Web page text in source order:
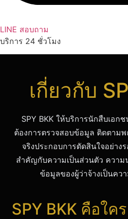
LINE สอบถาม
บริการ 24 ชั่วโมง
เกี่ยวกับ
SPY BKK ให้บริการนักสืบเอ
ต้องการตรวจสอบข้อมูล ติดตาม
จริงประกอบการตัดสินใจอย่าง
สำคัญกับความเป็นส่วนตัว ความ
ข้อมูลของผู้ว่าจ้างเป็นค
SPY BKK คือใคร